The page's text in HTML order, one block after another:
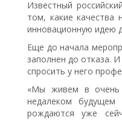
Известный
том, какие
инновационную идею
Еще до начала
заполнен до отказа.
спросить у него
«Мы живем в очень
недалеком
рождаются уже